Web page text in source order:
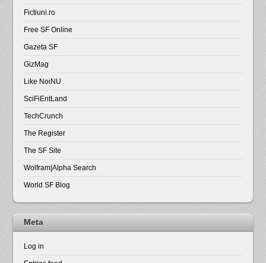
Fictiuni.ro
Free SF Online
Gazeta SF
GizMag
Like NoiNU
SciFiEntLand
TechCrunch
The Register
The SF Site
Wolfram|Alpha Search
World SF Blog
Meta
Log in